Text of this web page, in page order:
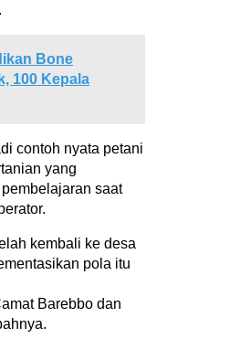
Bone
100 Kepala
contoh nyata petani
yang
saat
kembali ke desa
pola itu
Barebbo dan